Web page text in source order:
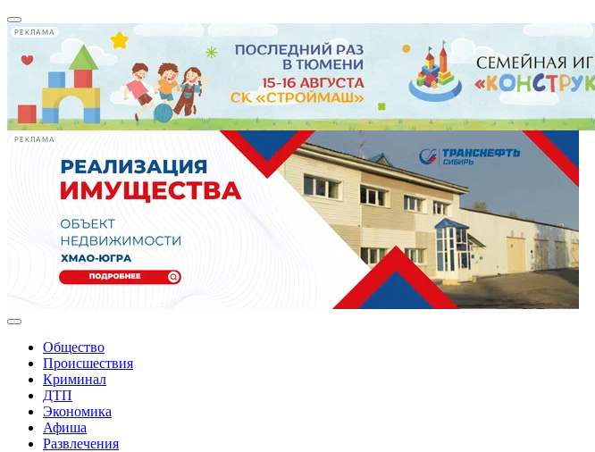
РЕКЛАМА
РЕКЛАМА
Общество
Происшествия
Криминал
ДТП
Экономика
Афиша
Развлечения